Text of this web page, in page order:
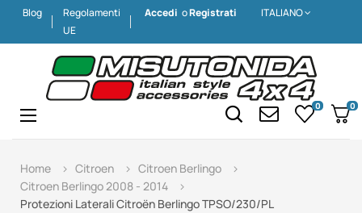
ITALIANO
Blog
Regolamenti
UE
Accedi oRegistrati
Navigazione
☰ 0 0
Home Citroen
Citroen Berlingo
Citroen Berlingo 2008 - 2014
Protezioni Laterali Citroën Berlingo TPSO/230/PL